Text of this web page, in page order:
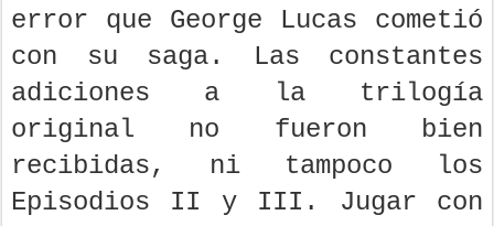
error que George Lucas cometió
con su saga. Las constantes
adiciones a la trilogía
original no fueron bien
recibidas, ni tampoco los
Episodios II y III. Jugar con